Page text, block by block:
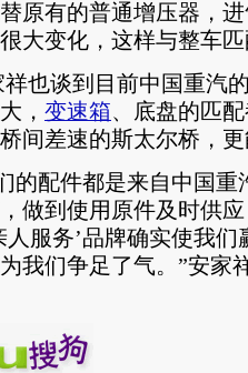
原有的普通增压器，
大变化，这样与整车
到目前中国重汽的
， 变速箱、底盘的匹
间差速的斯太尔桥，
件都是来自中国重汽
做到使用原件及时供
人服务’品牌确实使我
我们争足了气。”安家